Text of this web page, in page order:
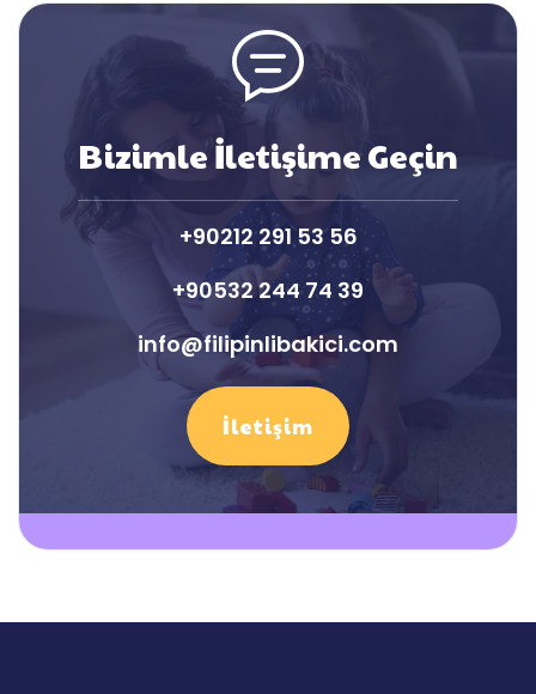
Bizimle İletişime Geçin
+90212 291 53 56
+90532 244 74 39
info@filipinlibakici.com
İletişim